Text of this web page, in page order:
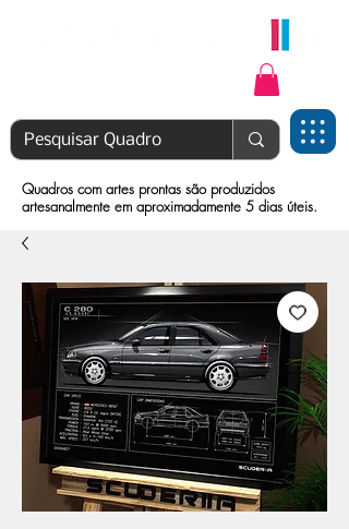
Quadros com artes prontas são produzidos
artesanalmente em aproximadamente 5 dias úteis.